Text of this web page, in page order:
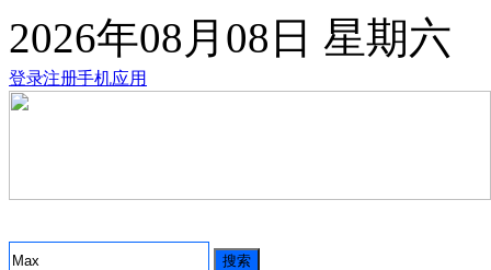
2026年08月08日 星期六
登录注册手机应用
搜索